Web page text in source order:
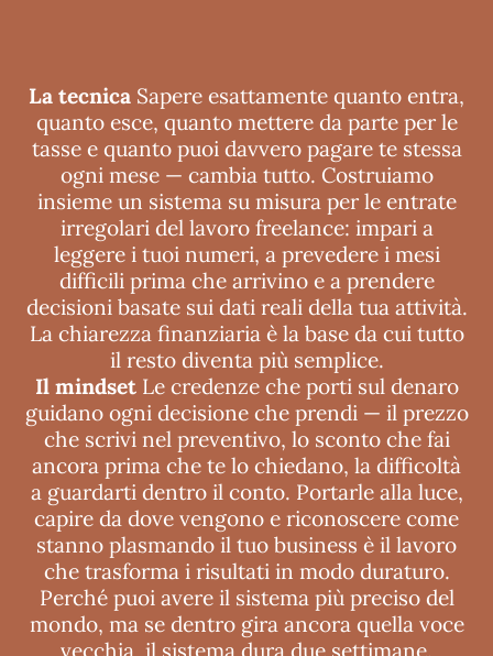
La tecnica Sapere esattamente quanto entra,
quanto esce, quanto mettere da parte per le
tasse e quanto puoi davvero pagare te stessa
ogni mese — cambia tutto. Costruiamo
insieme un sistema su misura per le entrate
irregolari del lavoro freelance: impari a
leggere i tuoi numeri, a prevedere i mesi
difficili prima che arrivino e a prendere
decisioni basate sui dati reali della tua attività.
La chiarezza finanziaria è la base da cui tutto
il resto diventa più semplice.
Il mindsetLe credenze che porti sul denaro
guidano ogni decisione che prendi — il prezzo
che scrivi nel preventivo, lo sconto che fai
ancora prima che te lo chiedano, la difficoltà
a guardarti dentro il conto. Portarle alla luce,
capire da dove vengono e riconoscere come
stanno plasmando il tuo business è il lavoro
che trasforma i risultati in modo duraturo.
Perché puoi avere il sistema più preciso del
mondo, ma se dentro gira ancora quella voce